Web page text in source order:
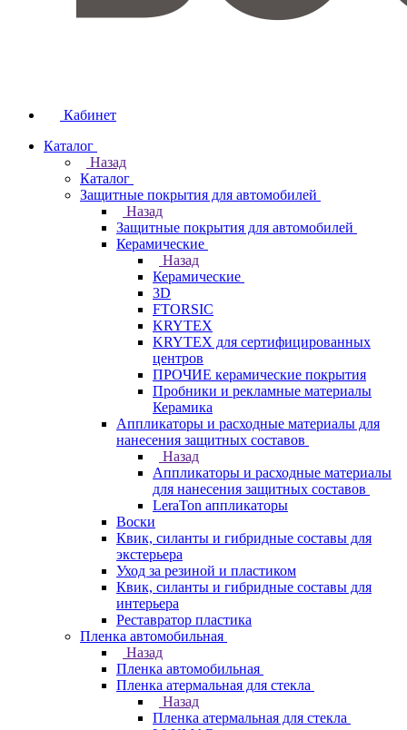
Кабинет
Каталог
Назад
Каталог
Защитные покрытия для автомобилей
Назад
Защитные покрытия для автомобилей
Керамические
Назад
Керамические
3D
FTORSIC
KRYTEX
KRYTEX для сертифицированных
центров
ПРОЧИЕ керамические покрытия
Пробники и рекламные материалы
Керамика
Аппликаторы и расходные материалы для
нанесения защитных составов
Назад
Аппликаторы и расходные материалы
для нанесения защитных составов
LeraTon аппликаторы
Воски
Квик, силанты и гибридные составы для
экстерьера
Уход за резиной и пластиком
Квик, силанты и гибридные составы для
интерьера
Реставратор пластика
Пленка автомобильная
Назад
Пленка автомобильная
Пленка атермальная для стекла
Назад
Пленка атермальная для стекла